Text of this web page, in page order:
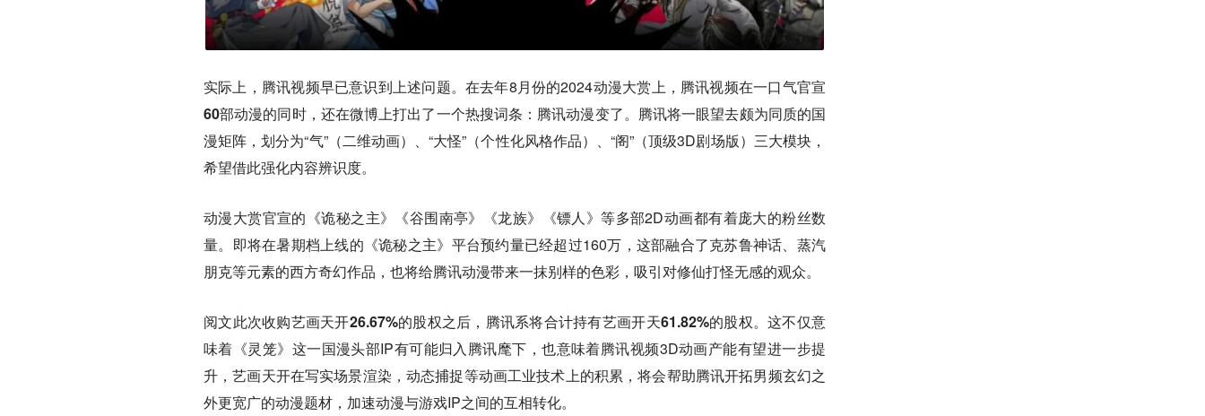
实际上，腾讯视频早已意识到上述问题。在去年8月份的2024动漫大赏上， 腾讯视频在一口气官宣
60部动漫的同时，还在微博上打出了一个热搜词条：腾讯动漫变了。腾讯将一眼望去颇为同质的国
漫矩阵，划分为“气”（二维动画）、“大怪”（个性化风格作品）、“阁”（顶级3D剧场版）三大模块，
希望借此强化内容辨识度。
动漫大赏官宣的《诡秘之主》《谷围南亭》《龙族》《镖人》等多部2D动画都有着庞大的粉丝数
量。即将在暑期档上线的《诡秘之主》平台预约量已经超过160万，这部融合了克苏鲁神话、蒸汽
朋克等元素的西方奇幻作品，也将给腾讯动漫带来一抹别样的色彩，吸引对修仙打怪无感的观众。
阅文此次收购艺画天开26.67%的股权之后，腾讯系将合计持有艺画开天61.82%的股权。这不仅意
味着《灵笼》这一国漫头部IP有可能归入腾讯麾下，也意味着腾讯视频3D动画产能有望进一步提
升，艺画天开在写实场景渲染，动态捕捉等动画工业技术上的积累，将会帮助腾讯开拓男频玄幻之
外更宽广的动漫题材，加速动漫与游戏IP之间的互相转化。